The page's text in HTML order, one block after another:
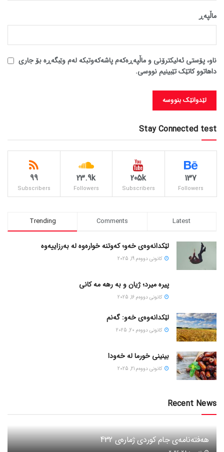
ماڵپه‌ڕ
ناو، پۆستی ئەلیکترۆنی و ماڵپەڕەکەم پاشەکەوتبکە لەم وێبگەڕە بۆ جاری
داهاتوو کاتێک تێبینیم نووسی.
Stay Connected test
137
Followers
205k
Subscribers
23.9k
Followers
99
Subscribers
Trending Comments Latest
لێکدانەوەی خەو؛ کەوتنە خوارەوە لە بەرزاییەوە
كانونی دووه‌م 19, 2025
پیره میرد؛ ژیان و به رهه مه کانی
كانونی دووه‌م 16, 2025
لێکدانەوەی خەو: گەنم
كانونی دووه‌م 20, 2025
بینینی خورما لە خەودا
كانونی دووه‌م 21, 2025
Recent News
هەفتەنامەی جام کوردی ژمارەی 432